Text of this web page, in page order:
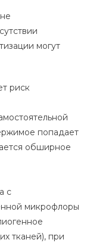
могут
риск
попадает
обширное
с
микрофлоры
тканей), при